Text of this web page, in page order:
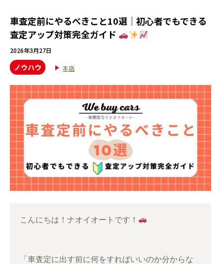
車査定前にやるべきこと10選｜初心者でもできる
査定アップ対策完全ガイド
2026年3月27日
ノウハウ 本店
こんにちは！ナオイオートです！
「車査定に出す前に何をすればいいのか分からな